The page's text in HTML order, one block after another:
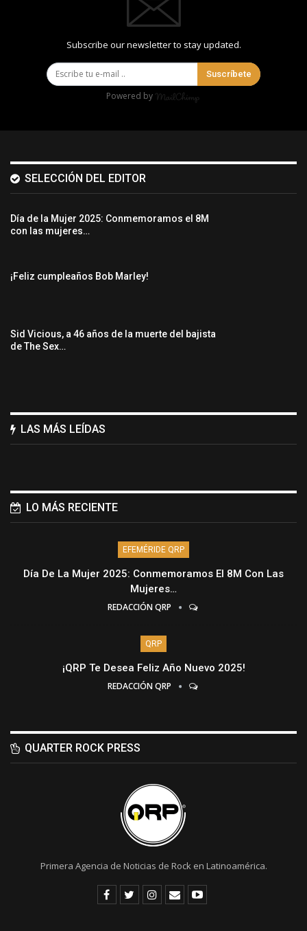
Subscribe our newsletter to stay updated.
Suscríbete
Powered by
SELECCIÓN DEL EDITOR
Día de la Mujer 2025: Conmemoramos el 8M
con las mujeres…
¡Feliz cumpleaños Bob Marley!
Sid Vicious, a 46 años de la muerte del bajista
de The Sex…
LAS MÁS LEÍDAS
LO MÁS RECIENTE
EFEMÉRIDE QRP
Día De La Mujer 2025: Conmemoramos El 8M Con Las
Mujeres…
REDACCIÓN QRP
QRP
¡QRP Te Desea Feliz Año Nuevo 2025!
REDACCIÓN QRP
QUARTER ROCK PRESS
Primera Agencia de Noticias de Rock en Latinoamérica.